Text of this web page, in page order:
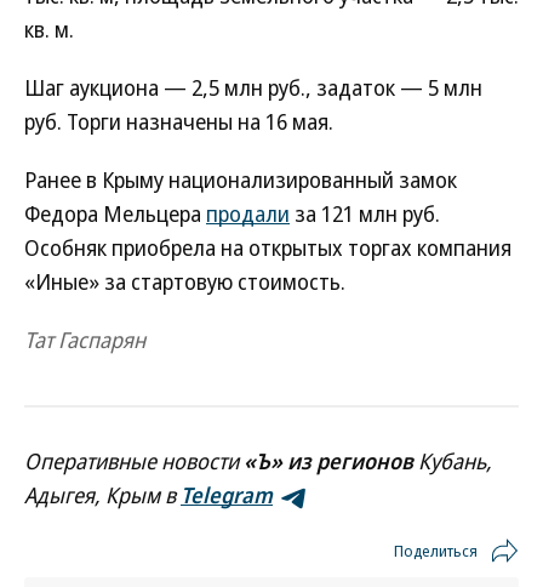
кв. м.
Шаг аукциона — 2,5 млн руб., задаток — 5 млн
руб. Торги назначены на 16 мая.
Ранее в Крыму национализированный замок
Федора Мельцера продали за 121 млн руб.
Особняк приобрела на открытых торгах компания
«Иные» за стартовую стоимость.
Тат Гаспарян
Оперативные новости«Ъ» из регионовКубань,
Адыгея, Крым в Telegram
Поделиться